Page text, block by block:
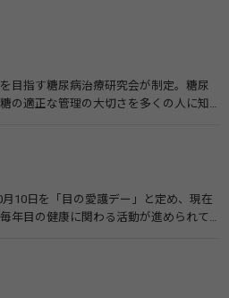
目指す糖尿病治療研究会が制定。糖尿
の適正な管理の大切さを多くの人に知
10日を「目の愛護デー」と定め、現在
年目の健康に関わる活動が進められて